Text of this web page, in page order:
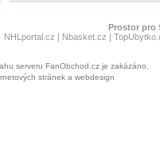
Prostor pro
NHLportal.cz | Nbasket.cz |
serveru FanObchod.cz je zakázáno.
stránek a webdesign